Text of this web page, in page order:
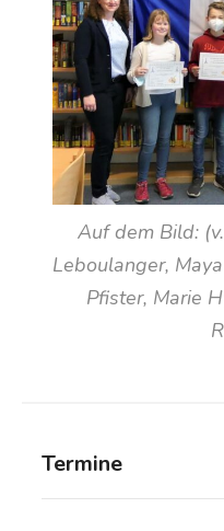
Termine
Auf dem Bild:
Leboulanger,
Pfister, Marie